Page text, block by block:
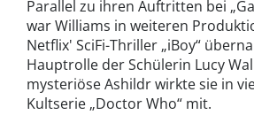
Parallel zu ihren Auftritten bei
war Williams in weiteren
Netflix' SciFi-Thriller „iBoy“
Hauptrolle der Schülerin Lucy
mysteriöse Ashildr wirkte sie in
Kultserie „Doctor Who“ mit.